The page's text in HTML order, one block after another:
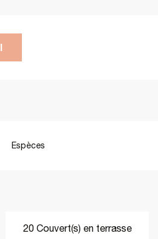
Espèces
20 Couvert(s) en terrasse